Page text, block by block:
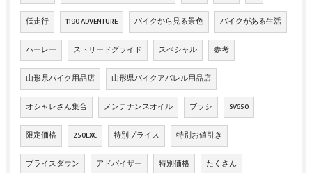
低走行 1190 ADVENTURE バイクから見る景色 バイクがある生活
ハーレー ストリードグライド スペシャル 参考
山形県バイク用品店 山形県バイクアパレル用品店
オシャレさん集合 メンテナンスオイル ブラシ SV650
限定価格 250EXC 特別プライス 特別お値引き
プライスダウン アドバイザー 特別価格 たくさん